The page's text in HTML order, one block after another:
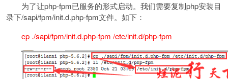
为了让php-fpm已服务的形式启动。我们需要复制php安装目
录下/sapi/fpm/init.d.php-fpm文件。如下：
cp ./sapi/fpm/init.d.php-fpm /etc/init.d/php-fpm